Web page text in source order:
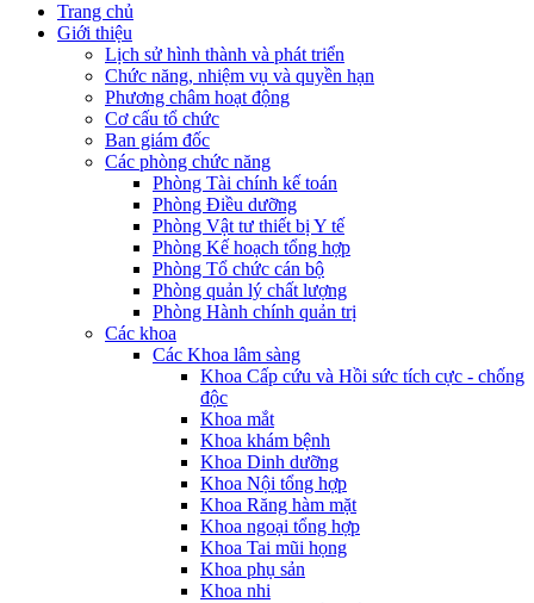
Trang chủ
Giới thiệu
Lịch sử hình thành và phát triển
Chức năng, nhiệm vụ và quyền hạn
Phương châm hoạt động
Cơ cấu tổ chức
Ban giám đốc
Các phòng chức năng
Phòng Tài chính kế toán
Phòng Điều dưỡng
Phòng Vật tư thiết bị Y tế
Phòng Kế hoạch tổng hợp
Phòng Tổ chức cán bộ
Phòng quản lý chất lượng
Phòng Hành chính quản trị
Các khoa
Các Khoa lâm sàng
Khoa Cấp cứu và Hồi sức tích cực - chống
độc
Khoa mắt
Khoa khám bệnh
Khoa Dinh dưỡng
Khoa Nội tổng hợp
Khoa Răng hàm mặt
Khoa ngoại tổng hợp
Khoa Tai mũi họng
Khoa phụ sản
Khoa nhi